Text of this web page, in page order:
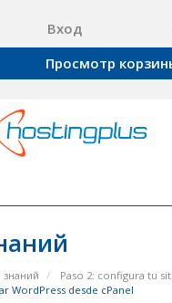
Вход
Просмотр
знаний
Paso 2: configura tu
WordPress desde cPanel